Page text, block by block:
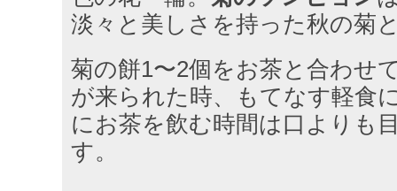
淡々と美しさを持った秋の菊
菊の餅1〜2個をお茶と合わせ
が来られた時、もてなす軽食
にお茶を飲む時間は口よりも
す。